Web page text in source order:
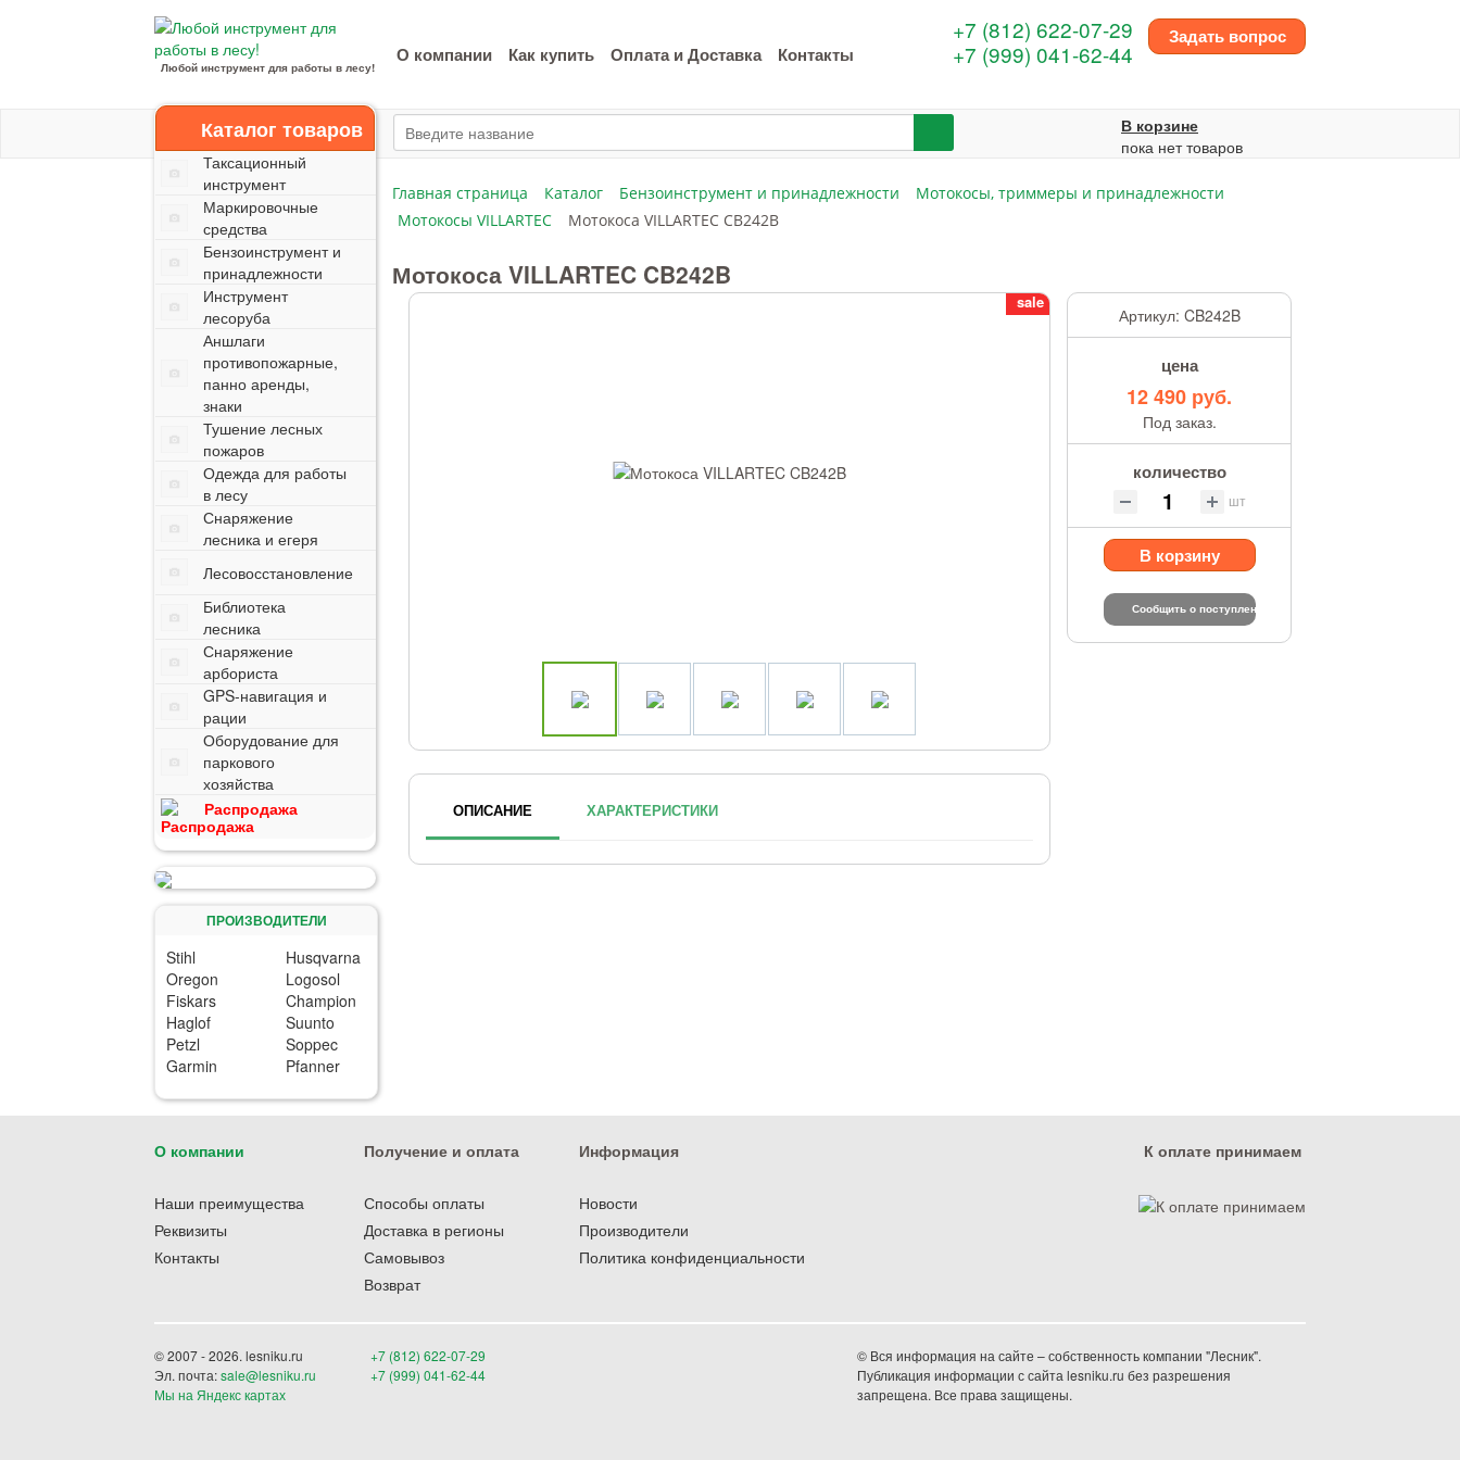
Любой инструмент для работы в лесу!
О компании Как купить Оплата и Доставка Контакты
Задать вопрос
+7 (812) 622-07-29
+7 (999) 041-62-44
В корзине
пока нет товаров
Каталог товаров
Таксационный
инструмент
Маркировочные
средства
Бензоинструмент и
принадлежности
Инструмент
лесоруба
Аншлаги
противопожарные,
панно аренды,
знаки
Тушение лесных
пожаров
Одежда для работы
в лесу
Снаряжение
лесника и егеря
Лесовосстановление
Библиотека
лесника
Снаряжение
арбориста
GPS-навигация и
рации
Оборудование для
паркового
хозяйства
Распродажа
ПРОИЗВОДИТЕЛИ
Stihl
Husqvarna
Oregon
Logosol
Fiskars
Champion
Haglof
Suunto
Petzl
Soppec
Garmin
Pfanner
Главная страница Каталог Бензоинструмент и принадлежности
Мотокосы, триммеры и принадлежности
Мотокосы VILLARTEC
Мотокоса VILLARTEC CB242B
Мотокоса VILLARTEC CB242B
sale
Артикул: CB242B
цена
12 490 руб.
Под заказ.
количество
шт
В корзину
Сообщить о поступлении
ОПИСАНИЕ ХАРАКТЕРИСТИКИ
О компании
Наши преимущества
Реквизиты
Контакты
Получение и оплата
Способы оплаты
Доставка в регионы
Самовывоз
Возврат
Информация
Новости
Производители
Политика конфиденциальности
К оплате принимаем
© 2007 - 2026. lesniku.ru
Эл. почта:sale@lesniku.ru
Мы на Яндекс картах
+7 (812) 622-07-29
+7 (999) 041-62-44
© Вся информация на сайте – собственность компании "Лесник".
Публикация информации с сайта lesniku.ru без разрешения
запрещена. Все права защищены.